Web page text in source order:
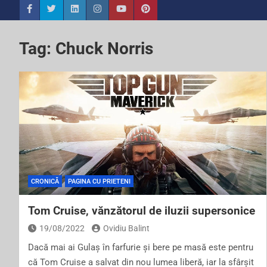
Tag: Chuck Norris
CRONICĂ PAGINA CU PRIETENI
Tom Cruise, vănzătorul de iluzii supersonice
19/08/2022 Ovidiu Balint
Dacă mai ai Gulaș în farfurie și bere pe masă este pentru
că Tom Cruise a salvat din nou lumea liberă, iar la sfârșit